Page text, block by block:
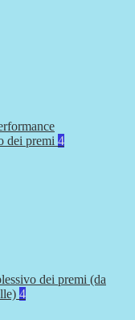
dei premi 4
dei premi (da
4